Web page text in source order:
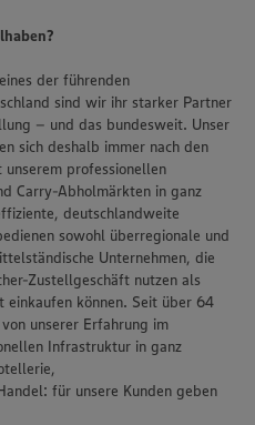
der führenden
sind wir ihr starker Partner
– und das bundesweit. Unser
sich deshalb immer nach den
unserem professionellen
Carry-Abholmärkten in ganz
deutschlandweite
sowohl überregionale und
Unternehmen, die
Zustellgeschäft nutzen als
einkaufen können. Seit über 64
unserer Erfahrung im
Infrastruktur in ganz
für unsere Kunden geben